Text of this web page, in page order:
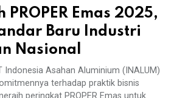
PROPER Emas 2025,
Baru Industri
Nasional
Indonesia Asahan Aluminium (INALUM)
terhadap praktik bisnis
peringkat PROPER Emas untuk